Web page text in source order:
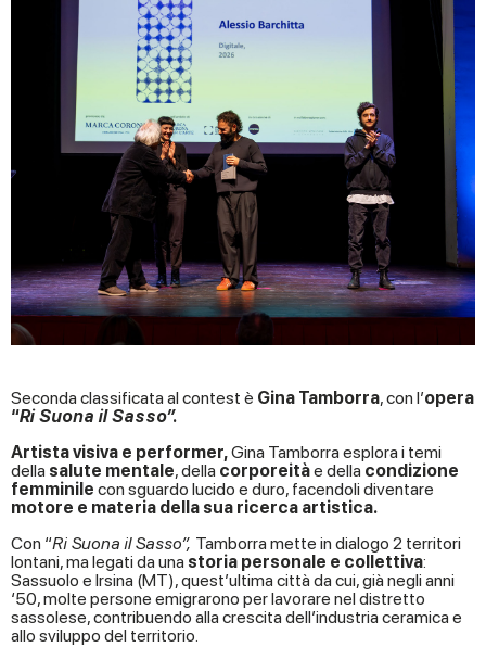
Seconda classificata al contest è Gina Tamborra, con l’opera
“Ri Suona il Sasso”.
Artista visiva e performer,Gina Tamborra esplora i temi
della salute mentale, della corporeitàe della condizione
femminile con sguardo lucido e duro, facendoli diventare
motore e materia della sua ricerca artistica.
Con “Ri Suona il Sasso”, Tamborra mette in dialogo 2 territori
lontani, ma legati da una storia personale e collettiva:
Sassuolo e Irsina (MT), quest’ultima città da cui, già negli anni
‘50, molte persone emigrarono per lavorare nel distretto
sassolese, contribuendo alla crescita dell’industria ceramica e
allo sviluppo del territorio.